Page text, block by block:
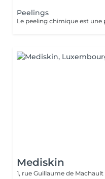
Peelings
Mediskin
1, rue Guillaume de Machault